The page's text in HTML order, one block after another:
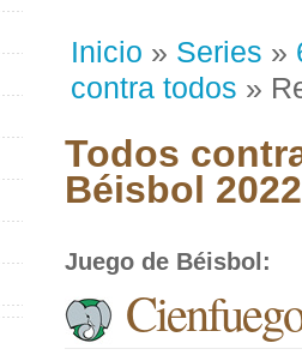
Inicio » Series »
contra todos »
Todos
Béisbol 2022
Juego de Béisbol :